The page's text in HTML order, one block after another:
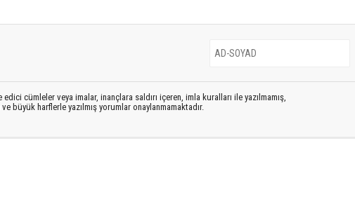
cümleler veya imalar, inançlara saldırı içeren, imla kuralları ile yazılmamış,
büyük harflerle yazılmış yorumlar onaylanmamaktadır.